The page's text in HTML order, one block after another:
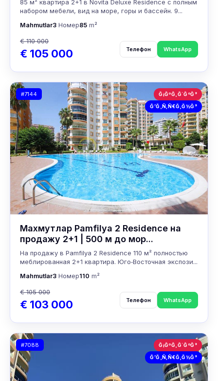
85 м² квартира 2+1 в Novita Deluxe Residence с полным
набором мебели, вид на море, горы и бассейн. 9...
Mahmutlar3 Номер85 m²
€ 110 000
€ 105 000 Телефон WhatsApp
Ğ¡ĞºĞ¸Ğ´ĞºĞ°
Ğ’Ğ¸Ñ‚Ñ€Ğ¸Ğ½Ğ°
#7144
Махмутлар Pamfilya 2 Residence на
продажу 2+1 | 500 м до мор...
На продажу в Pamfilya 2 Residence 110 м² полностью
меблированная 2+1 квартира. Юго‑Восточная экспози...
Mahmutlar3 Номер110 m²
€ 105 000
€ 103 000 Телефон WhatsApp
Ğ¡ĞºĞ¸Ğ´ĞºĞ°
Ğ’Ğ¸Ñ‚Ñ€Ğ¸Ğ½Ğ°
#7088